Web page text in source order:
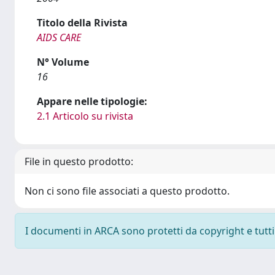
Titolo della Rivista
AIDS CARE
N° Volume
16
Appare nelle tipologie:
2.1 Articolo su rivista
File in questo prodotto:
Non ci sono file associati a questo prodotto.
I documenti in ARCA sono protetti da copyright e